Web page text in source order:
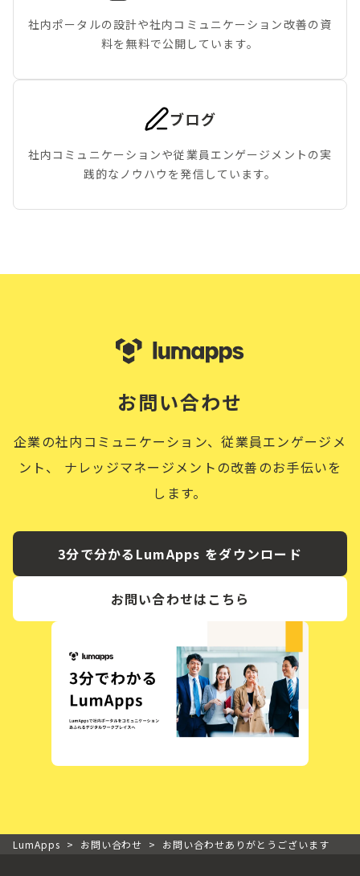
社内ポータルの設計や社内コミュニケーション改善の資
料を無料で公開しています。
ブログ
社内コミュニケーションや従業員エンゲージメントの実
践的なノウハウを発信しています。
お問い合わせ
企業の社内コミュニケーション、従業員エンゲージメ
ント、
ナレッジマネージメントの改善のお手伝いを
します。
3分で分かるLumApps をダウンロード
お問い合わせはこちら
LumApps > お問い合わせ > お問い合わせありがとうございます